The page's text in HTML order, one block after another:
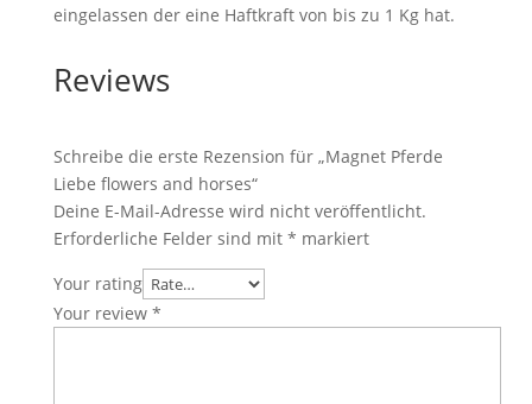
eingelassen der eine Haftkraft von bis zu 1 Kg hat.
Reviews
Schreibe die erste Rezension für „Magnet Pferde
Liebe flowers and horses“
Deine E-Mail-Adresse wird nicht veröffentlicht.
Erforderliche Felder sind mit * markiert
Your rating
Your review *